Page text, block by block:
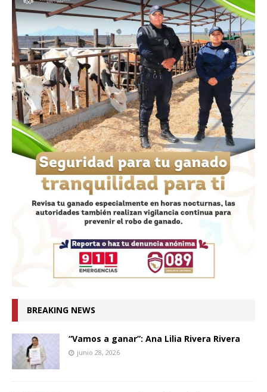
BREAKING NEWS
“Vamos a ganar”: Ana Lilia Rivera Rivera
junio 28, 2026